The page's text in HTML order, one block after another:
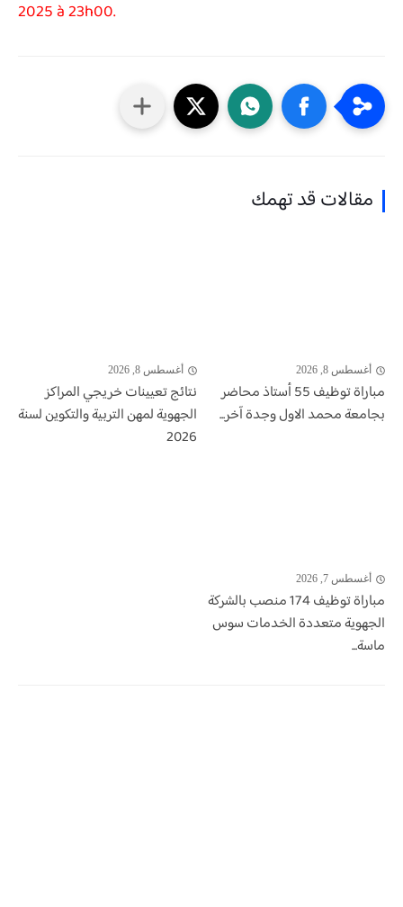
2025 à 23h00.
مقالات قد تهمك
أغسطس 8, 2026
مباراة توظيف 55 أستاذ محاضر
بجامعة محمد الاول وجدة آخر...
أغسطس 8, 2026
نتائج تعيينات خريجي المراكز
الجهوية لمهن التربية والتكوين لسنة
2026
أغسطس 7, 2026
مباراة توظيف 174 منصب بالشركة
الجهوية متعددة الخدمات سوس
ماسة...